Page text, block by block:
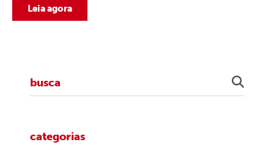
Leia agora
categorias